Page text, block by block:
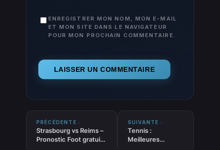
ENREGISTRER MON NOM, MON E-MAIL
ET MON SITE DANS LE NAVIGATEUR
POUR MON PROCHAIN COMMENTAIRE.
PRÉCÉDENTE :
Strasbourg vs Reims –
Pronostic Foot gratuit
SUIVANTE :
Tennis :
Meilleures